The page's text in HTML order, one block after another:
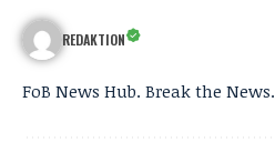
REDAKTION
FoB News Hub. Break the News.